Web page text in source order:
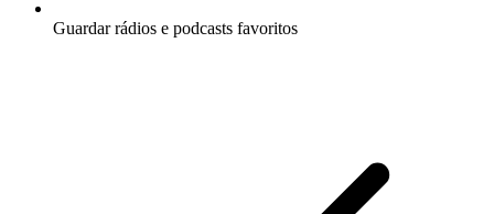
Guardar rádios e podcasts favoritos